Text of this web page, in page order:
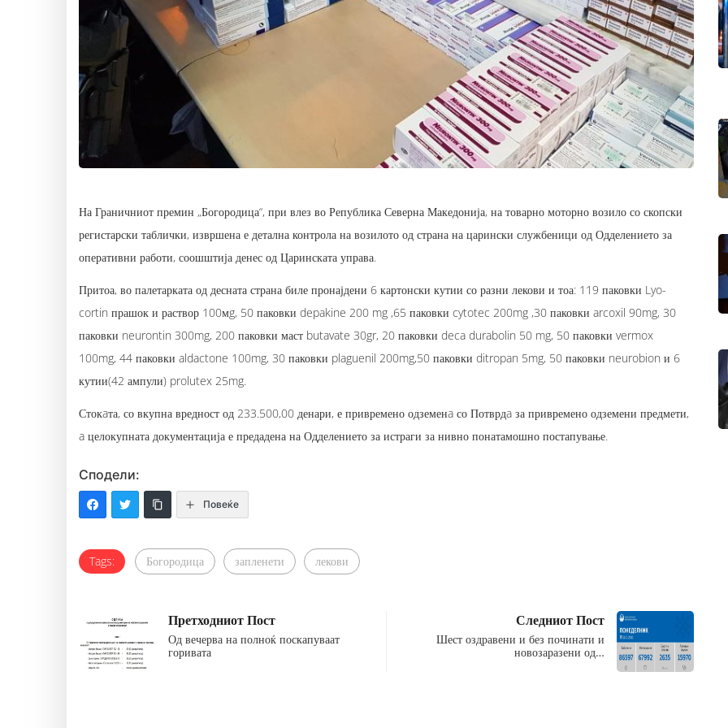
На Граничниот премин „Богородица“, при влез во Република Северна Македонија, на товарно моторно возило со скопски
регистарски таблички, извршена е детална контрола на возилото од страна на царински службеници од Одделението за
оперативни работи, соошштија денес од Царинската управа.
Притоа, во палетарката од десната страна биле пронајдени 6 картонски кутии со разни лекови и тоа: 119 паковки Lyo-
cortin прашок и раствор 100мg, 50 паковки depakine 200 mg ,65 паковки cytotec 200mg ,30 паковки arcoxil 90mg, 30
паковки neurontin 300mg, 200 паковки маст butavate 30gr, 20 паковки deca durabolin 50 mg, 50 паковки vermox
100mg, 44 паковки aldactone 100mg, 30 паковки plaguenil 200mg,50 паковки ditropan 5mg, 50 паковки neurobion и 6
кутии(42 ампули) prolutex 25mg.
Стокaта, со вкупна вредност од 233.500,00 денари, е привремено одземенa со Потврдa за привремено одземени предмети,
a целокупната документација е предадена на Одделението за истраги за нивно понатамошно постапување.
Сподели:
Повеќе
Tags: Богородица запленети лекови
Претходниот Пост
Од вечерва на полноќ поскапуваат
горивата
Следниот Пост
Шест оздравени и без починати и
новозаразени од…